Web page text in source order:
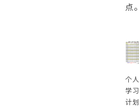
点。
个人
学习
计划